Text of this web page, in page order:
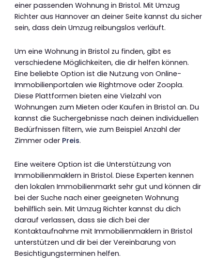
einer passenden Wohnung in Bristol. Mit Umzug
Richter aus Hannover an deiner Seite kannst du sicher
sein, dass dein Umzug reibungslos verläuft.
Um eine Wohnung in Bristol zu finden, gibt es
verschiedene Möglichkeiten, die dir helfen können.
Eine beliebte Option ist die Nutzung von Online-
Immobilienportalen wie Rightmove oder Zoopla.
Diese Plattformen bieten eine Vielzahl von
Wohnungen zum Mieten oder Kaufen in Bristol an. Du
kannst die Suchergebnisse nach deinen individuellen
Bedürfnissen filtern, wie zum Beispiel Anzahl der
Zimmer oder Preis.
Eine weitere Option ist die Unterstützung von
Immobilienmaklern in Bristol. Diese Experten kennen
den lokalen Immobilienmarkt sehr gut und können dir
bei der Suche nach einer geeigneten Wohnung
behilflich sein. Mit Umzug Richter kannst du dich
darauf verlassen, dass sie dich bei der
Kontaktaufnahme mit Immobilienmaklern in Bristol
unterstützen und dir bei der Vereinbarung von
Besichtigungsterminen helfen.